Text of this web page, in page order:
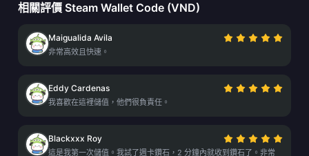
相關評價 Steam Wallet Code (VND)
Maigualida Avila
非常高效且快速。
Eddy Cardenas
我喜歡在這裡儲值，他們很負責任。
Blackxxx Roy
這是我第一次儲值。我試了週卡鑽石，2 分鐘內就收到鑽石了。非常